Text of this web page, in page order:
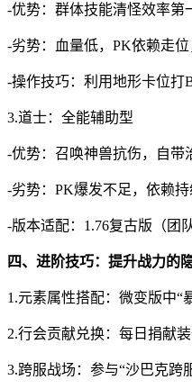
-优势：群体技能清怪效率第
-劣势：血量低，PK依赖走位
-操作技巧：利用地形卡位打
3.道士：全能辅助型
-优势：召唤神兽抗伤，自带
-劣势：PK爆发不足，依赖持
-版本适配：1.76复古版（团
四、进阶技巧：提升战力的
1.元素属性搭配：微变版中“
2.行会贡献兑换：每日捐献
3.跨服战场：参与“沙巴克跨